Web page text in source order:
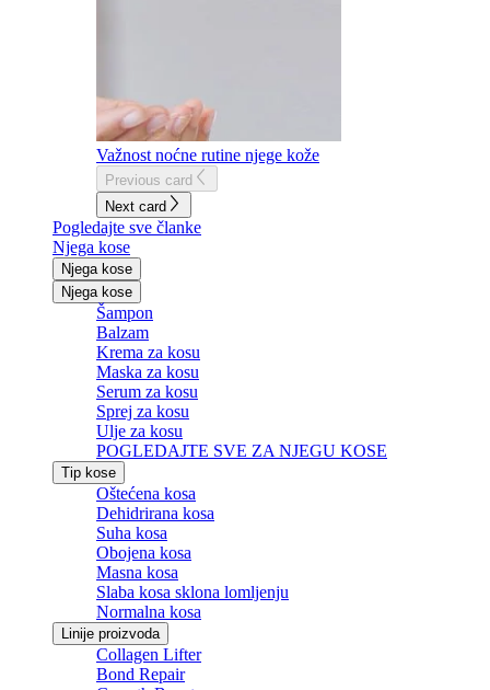
Važnost noćne rutine njege kože
Previous card
Next card
Pogledajte sve članke
Njega kose
Njega kose
Njega kose
Šampon
Balzam
Krema za kosu
Maska za kosu
Serum za kosu
Sprej za kosu
Ulje za kosu
POGLEDAJTE SVE ZA NJEGU KOSE
Tip kose
Oštećena kosa
Dehidrirana kosa
Suha kosa
Obojena kosa
Masna kosa
Slaba kosa sklona lomljenju
Normalna kosa
Linije proizvoda
Collagen Lifter
Bond Repair